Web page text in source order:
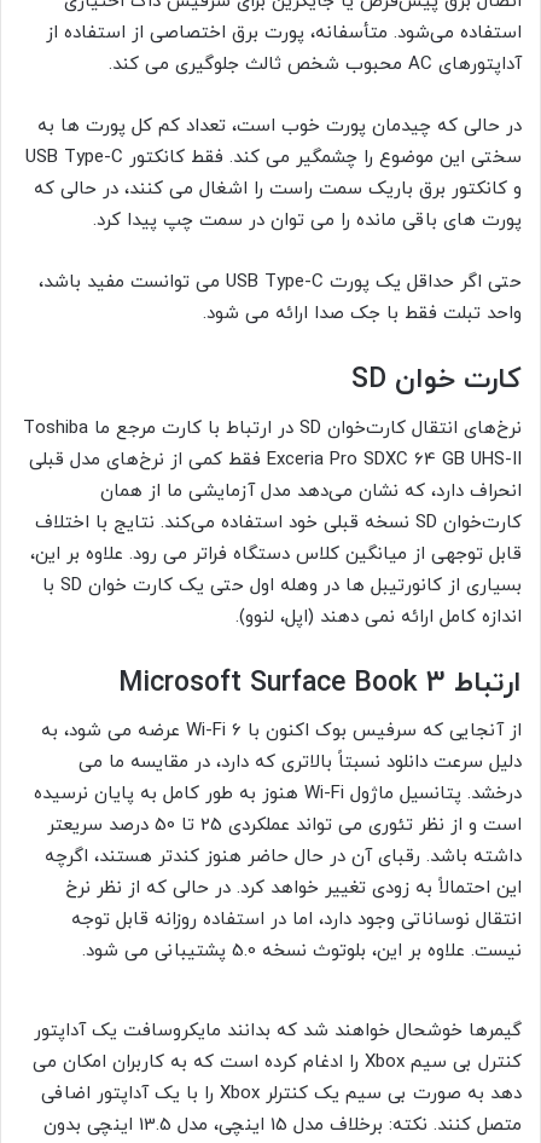
استفاده می‌شود. متأسفانه، پورت برق اختصاصی از استفاده از
آداپتورهای AC محبوب شخص ثالث جلوگیری می کند.
در حالی که چیدمان پورت خوب است، تعداد کم کل پورت ها به
سختی این موضوع را چشمگیر می کند. فقط کانکتور USB Type-C
و کانکتور برق باریک سمت راست را اشغال می کنند، در حالی که
پورت های باقی مانده را می توان در سمت چپ پیدا کرد.
حتی اگر حداقل یک پورت USB Type-C می توانست مفید باشد،
واحد تبلت فقط با جک صدا ارائه می شود.
کارت خوان SD
نرخ‌های انتقال کارت‌خوان SD در ارتباط با کارت مرجع ما Toshiba
Exceria Pro SDXC 64 GB UHS-II فقط کمی از نرخ‌های مدل قبلی
انحراف دارد، که نشان می‌دهد مدل آزمایشی ما از همان
کارت‌خوان SD نسخه قبلی خود استفاده می‌کند. نتایج با اختلاف
قابل توجهی از میانگین کلاس دستگاه فراتر می رود. علاوه بر این،
بسیاری از کانورتیبل ها در وهله اول حتی یک کارت خوان SD با
اندازه کامل ارائه نمی دهند (اپل، لنوو).
ارتباط Microsoft Surface Book 3
از آنجایی که سرفیس بوک اکنون با Wi-Fi 6 عرضه می شود، به
دلیل سرعت دانلود نسبتاً بالاتری که دارد، در مقایسه ما می
درخشد. پتانسیل ماژول Wi-Fi هنوز به طور کامل به پایان نرسیده
است و از نظر تئوری می تواند عملکردی 25 تا 50 درصد سریعتر
داشته باشد. رقبای آن در حال حاضر هنوز کندتر هستند، اگرچه
این احتمالاً به زودی تغییر خواهد کرد. در حالی که از نظر نرخ
انتقال نوساناتی وجود دارد، اما در استفاده روزانه قابل توجه
نیست. علاوه بر این، بلوتوث نسخه 5.0 پشتیبانی می شود.
گیمرها خوشحال خواهند شد که بدانند مایکروسافت یک آداپتور
کنترل بی سیم Xbox را ادغام کرده است که به کاربران امکان می
دهد به صورت بی سیم یک کنترلر Xbox را با یک آداپتور اضافی
متصل کنند. نکته: برخلاف مدل 15 اینچی، مدل 13.5 اینچی بدون